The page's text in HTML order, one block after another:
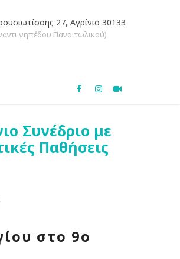
27, Αγρίνιο 30133
γηπέδου Παναιτωλικού)
Συνέδριο με
Παθήσεις
στο 9ο